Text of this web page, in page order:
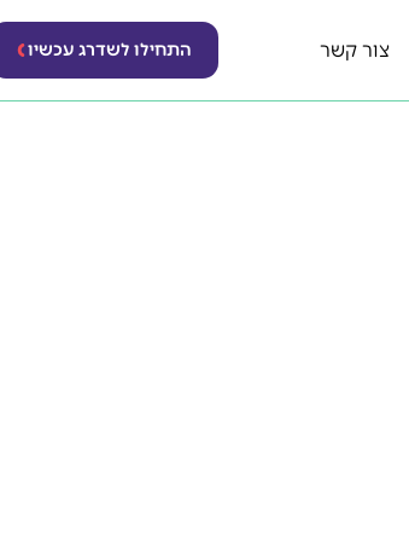
צור קשר התחילו לשדרג עכשיו